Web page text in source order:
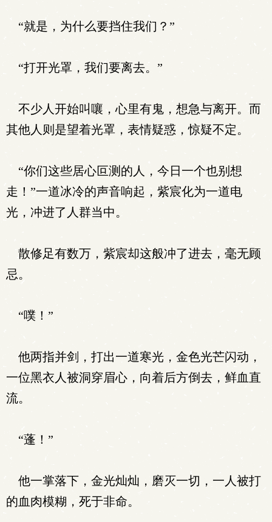
“就是，为什么要挡住我们？”
“打开光罩，我们要离去。”
不少人开始叫嚷，心里有鬼，想急与离开。而
其他人则是望着光罩，表情疑惑，惊疑不定。
“你们这些居心叵测的人，今日一个也别想
走！”一道冰冷的声音响起，紫宸化为一道电
光，冲进了人群当中。
散修足有数万，紫宸却这般冲了进去，毫无顾
忌。
“噗！”
他两指并剑，打出一道寒光，金色光芒闪动，
一位黑衣人被洞穿眉心，向着后方倒去，鲜血直
流。
“蓬！”
他一掌落下，金光灿灿，磨灭一切，一人被打
的血肉模糊，死于非命。